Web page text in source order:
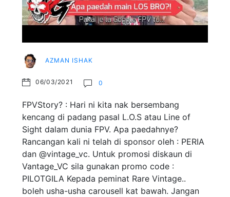
AZMAN ISHAK
06/03/2021 0
FPVStory? : Hari ni kita nak bersembang
kencang di padang pasal L.O.S atau Line of
Sight dalam dunia FPV. Apa paedahnye?
Rancangan kali ni telah di sponsor oleh : PERIA
dan @vintage_vc. Untuk promosi diskaun di
Vantage_VC sila gunakan promo code :
PILOTGILA Kepada peminat Rare Vintage..
boleh usha-usha carousell kat bawah. Jangan